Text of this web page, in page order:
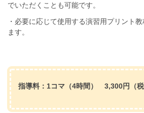
でいただくことも可能です。
・必要に応じて使用する演習用プリント
ます。
指導料：1コマ（4時間） 3,300円（税